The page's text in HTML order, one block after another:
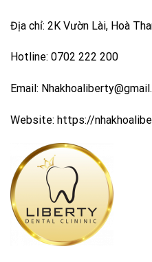
Địa chỉ: 2K Vườn Lài, Hoà
Hotline: 0702 222 200
Email:
Website: https://